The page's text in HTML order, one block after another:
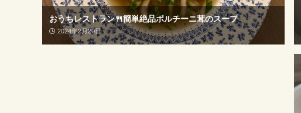
おうちレストラン🍴簡単絶品ポルチーニ茸のスープ
2024年2月20日